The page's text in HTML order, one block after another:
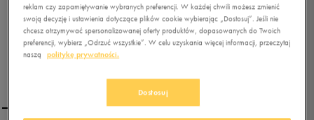
reklam czy zapamiętywanie wybranych preferencji. W każdej chwili możesz zmienić
swoją decyzję i ustawienia dotyczące plików cookie wybierając „Dostosuj”. Jeśli nie
chcesz otrzymywać spersonalizowanej oferty produktów, dopasowanych do Twoich
preferencji, wybierz „Odrzuć wszystkie”. W celu uzyskania więcej informacji, przeczytaj
naszą
politykę prywatności.
Dostosuj